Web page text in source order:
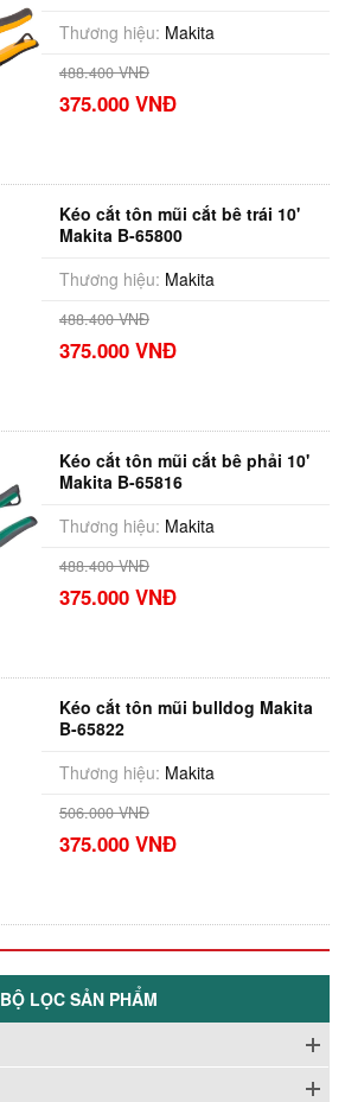
Thương hiệu: Makita
488.400 VNĐ
375.000 VNĐ
Kéo cắt tôn mũi cắt bê trái 10'
Makita B-65800
Thương hiệu: Makita
488.400 VNĐ
375.000 VNĐ
Kéo cắt tôn mũi cắt bê phải 10'
Makita B-65816
Thương hiệu: Makita
488.400 VNĐ
375.000 VNĐ
Kéo cắt tôn mũi bulldog Makita
B-65822
Thương hiệu: Makita
506.000 VNĐ
375.000 VNĐ
BỘ LỌC SẢN PHẨM